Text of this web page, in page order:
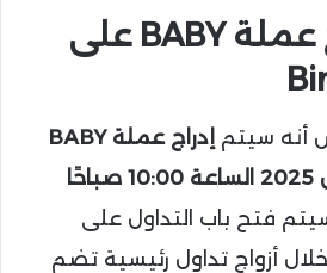
تفاصيل إدراج عملة BABY على
أنه سيتم
إدراج عملة BABY
رسميًا بتاريخ 10 أبريل 2025 الساعة 10:00 صباحًا
فتح باب التداول على
أزواج تداول رئيسية تضم